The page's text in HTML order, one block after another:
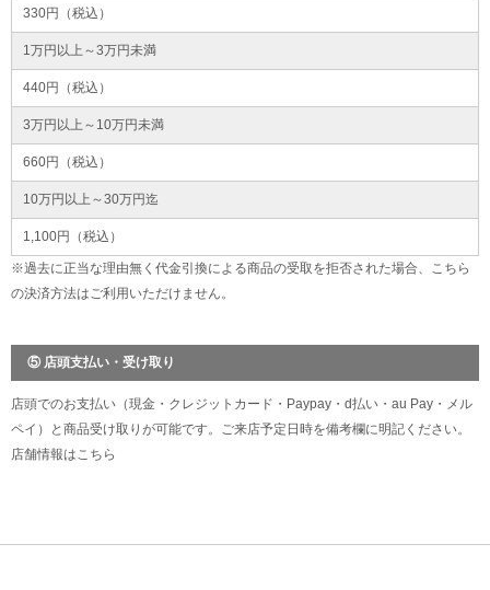
330円（税込）
1万円以上～3万円未満
440円（税込）
3万円以上～10万円未満
660円（税込）
10万円以上～30万円迄
1,100円（税込）
※過去に正当な理由無く代金引換による商品の受取を拒否された場合、こちら
の決済方法はご利用いただけません。
⑤ 店頭支払い・受け取り
店頭でのお支払い（現金・クレジットカード・Paypay・d払い・au Pay・メル
ペイ）と商品受け取りが可能です。ご来店予定日時を備考欄に明記ください。
店舗情報はこちら